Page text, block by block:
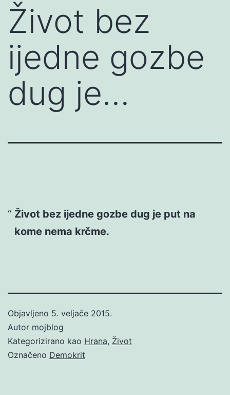
Život bez
ijedne gozbe
dug je…
Život bez ijedne gozbe dug je put na
kome nema krčme.
Objavljeno 5. veljače 2015.
Autor mojblog
Kategorizirano kao Hrana, Život
Označeno Demokrit